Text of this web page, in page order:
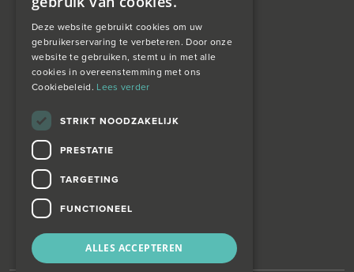
over ons
Deze website gebruikt cookies om uw
gebruikerservaring te verbeteren. Door onze
website te gebruiken, stemt u in met alle
cookies in overeenstemming met ons
Cookiebeleid. Lees verder
STRIKT NOODZAKELIJK
PRESTATIE
TARGETING
FUNCTIONEEL
ALLES ACCEPTEREN